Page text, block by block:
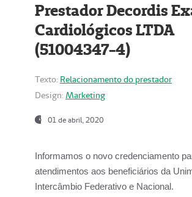
Prestador Decordis
Cardiológicos LTDA
(51004347-4)
Texto: Relacionamento do prestador
Design: Marketing
01 de abril, 2020
Informamos o novo credenciamento
atendimentos aos beneficiários da
Intercâmbio Federativo e Nacional.